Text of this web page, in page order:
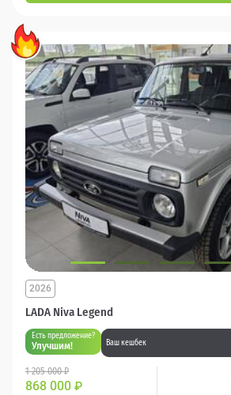
LADA Niva Legend
2026
Есть предложение?
Улучшим! Ваш кешбек
1 205 000 ₽
868 000 ₽